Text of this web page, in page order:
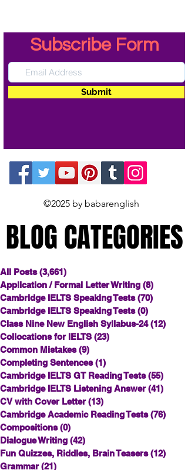
Subscribe Form
Submit
©2025 by babarenglish
BLOG CATEGORIES
BLOG CATEGORIES
All Posts (3,661)
Application / Formal Letter Writing (8)
Cambridge IELTS Speaking Tests (70)
Cambridge IELTS Speaking Tests (0)
Class Nine New English Syllabus-24 (12)
Collocations for IELTS (23)
Common Mistakes (9)
Completing Sentences (1)
Cambridge IELTS GT Reading Tests (55)
Cambridge IELTS Listening Answer (41)
CV with Cover Letter (13)
Cambridge Academic Reading Tests (76)
Compositions (0)
Dialogue Writing (42)
Fun Quizzes, Riddles, Brain Teasers (12)
Grammar (21)